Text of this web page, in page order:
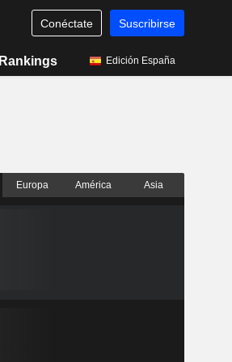
Conéctate Suscribirse
Rankings Edición España
Europa América Asia